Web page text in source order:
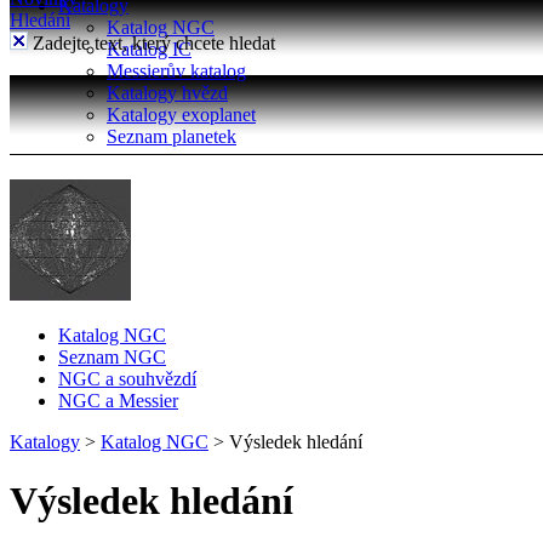
Katalogy
Katalog NGC
Katalog IC
Messierův katalog
Katalogy hvězd
Katalogy exoplanet
Seznam planetek
Hledání
Zadejte text, který chcete hledat
Katalog NGC
Seznam NGC
NGC a souhvězdí
NGC a Messier
Katalogy > Katalog NGC > Výsledek hledání
Výsledek hledání